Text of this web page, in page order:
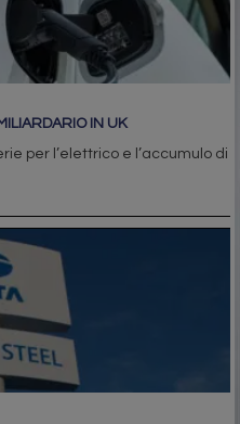
IN UK
per l’elettrico e l’accumulo di